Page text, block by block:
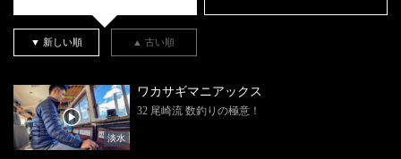
▼ 新しい順 ▲ 古い順
淡水
ワカサギマニアックス
32 尾崎流 数釣りの極意！